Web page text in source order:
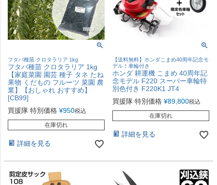
フタバ種苗 クロタラリア 1kg
フタバ種苗 クロタラリア 1kg
【家庭菜園 園芸 種子 タネ たね
果物 くだもの フルーツ 菜園 農
業】【おしゃれ おすすめ】
[CB99]
買援隊 特別価格 ¥950税込
在庫切れ
詳細を見る
【送料無料】ホンダこまめ40周年記念モ
デル！車輪付き
ホンダ 耕運機 こまめ 40周年記
念モデル F220 スーパー車輪特
別色付き F220K1 JT4
買援隊 特別価格 ¥89,800税込
在庫切れ
詳細を見る